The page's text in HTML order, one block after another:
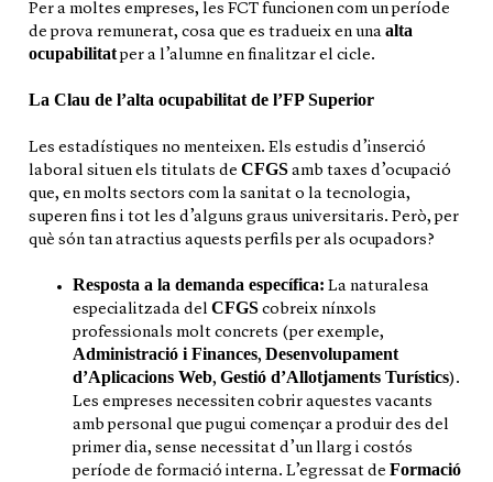
Per a moltes empreses, les FCT funcionen com un període
de prova remunerat, cosa que es tradueix en una alta
ocupabilitatper a l’alumne en finalitzar el cicle.
La Clau de l’alta ocupabilitat de l’FP Superior
Les estadístiques no menteixen. Els estudis d’inserció
laboral situen els titulats de CFGS amb taxes d’ocupació
que, en molts sectors com la sanitat o la tecnologia,
superen fins i tot les d’alguns graus universitaris. Però, per
què són tan atractius aquests perfils per als ocupadors?
Resposta a la demanda específica: La naturalesa
especialitzada del CFGS cobreix nínxols
professionals molt concrets (per exemple,
Administració i Finances, Desenvolupament
d’Aplicacions Web, Gestió d’Allotjaments Turístics).
Les empreses necessiten cobrir aquestes vacants
amb personal que pugui començar a produir des del
primer dia, sense necessitat d’un llarg i costós
període de formació interna. L’egressat de Formació